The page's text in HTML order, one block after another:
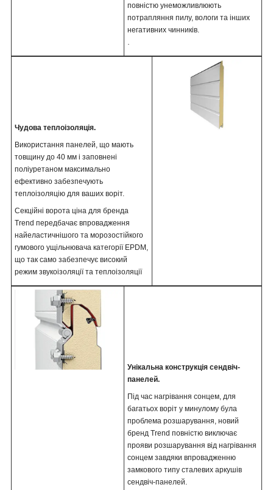
повністю унеможливлюють
потрапляння пилу, вологи та інших
негативних чинників.
Чудова теплоізоляція.
Використання панелей, що мають
товщину до 40 мм і заповнені
поліуретаном максимально
ефективно забезпечують
теплоізоляцію для ваших воріт.
Секційні ворота ціна для бренда
Trend передбачає впровадження
найеластичнішого та морозостійкого
гумового ущільнювача категорії EPDM,
що так само забезпечує високий
режим звукоізоляції та теплоізоляції
Унікальна конструкція сендвіч-
панелей.
Під час нагрівання сонцем, для
багатьох воріт у минулому була
проблема розшарування, новий
бренд Trend повністю виключає
прояви розшарування від нагрівання
сонцем завдяки впровадженню
замкового типу сталевих аркушів
сендвіч-панелей.